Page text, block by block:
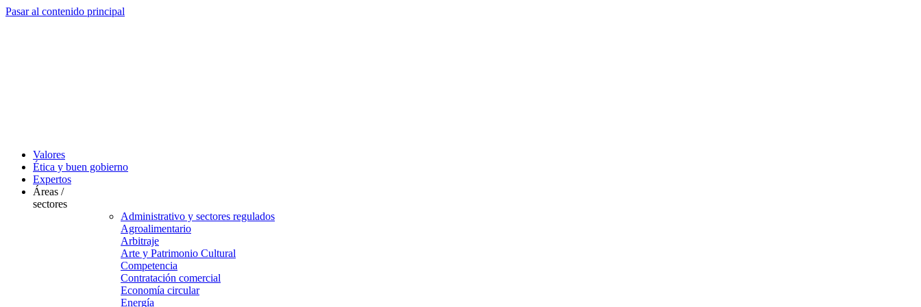
Pasar al contenido principal
Valores
Ética y buen gobierno
Expertos
Áreas /
sectores
Administrativo y sectores regulados
Agroalimentario
Arbitraje
Arte y Patrimonio Cultural
Competencia
Contratación comercial
Economía circular
Energía